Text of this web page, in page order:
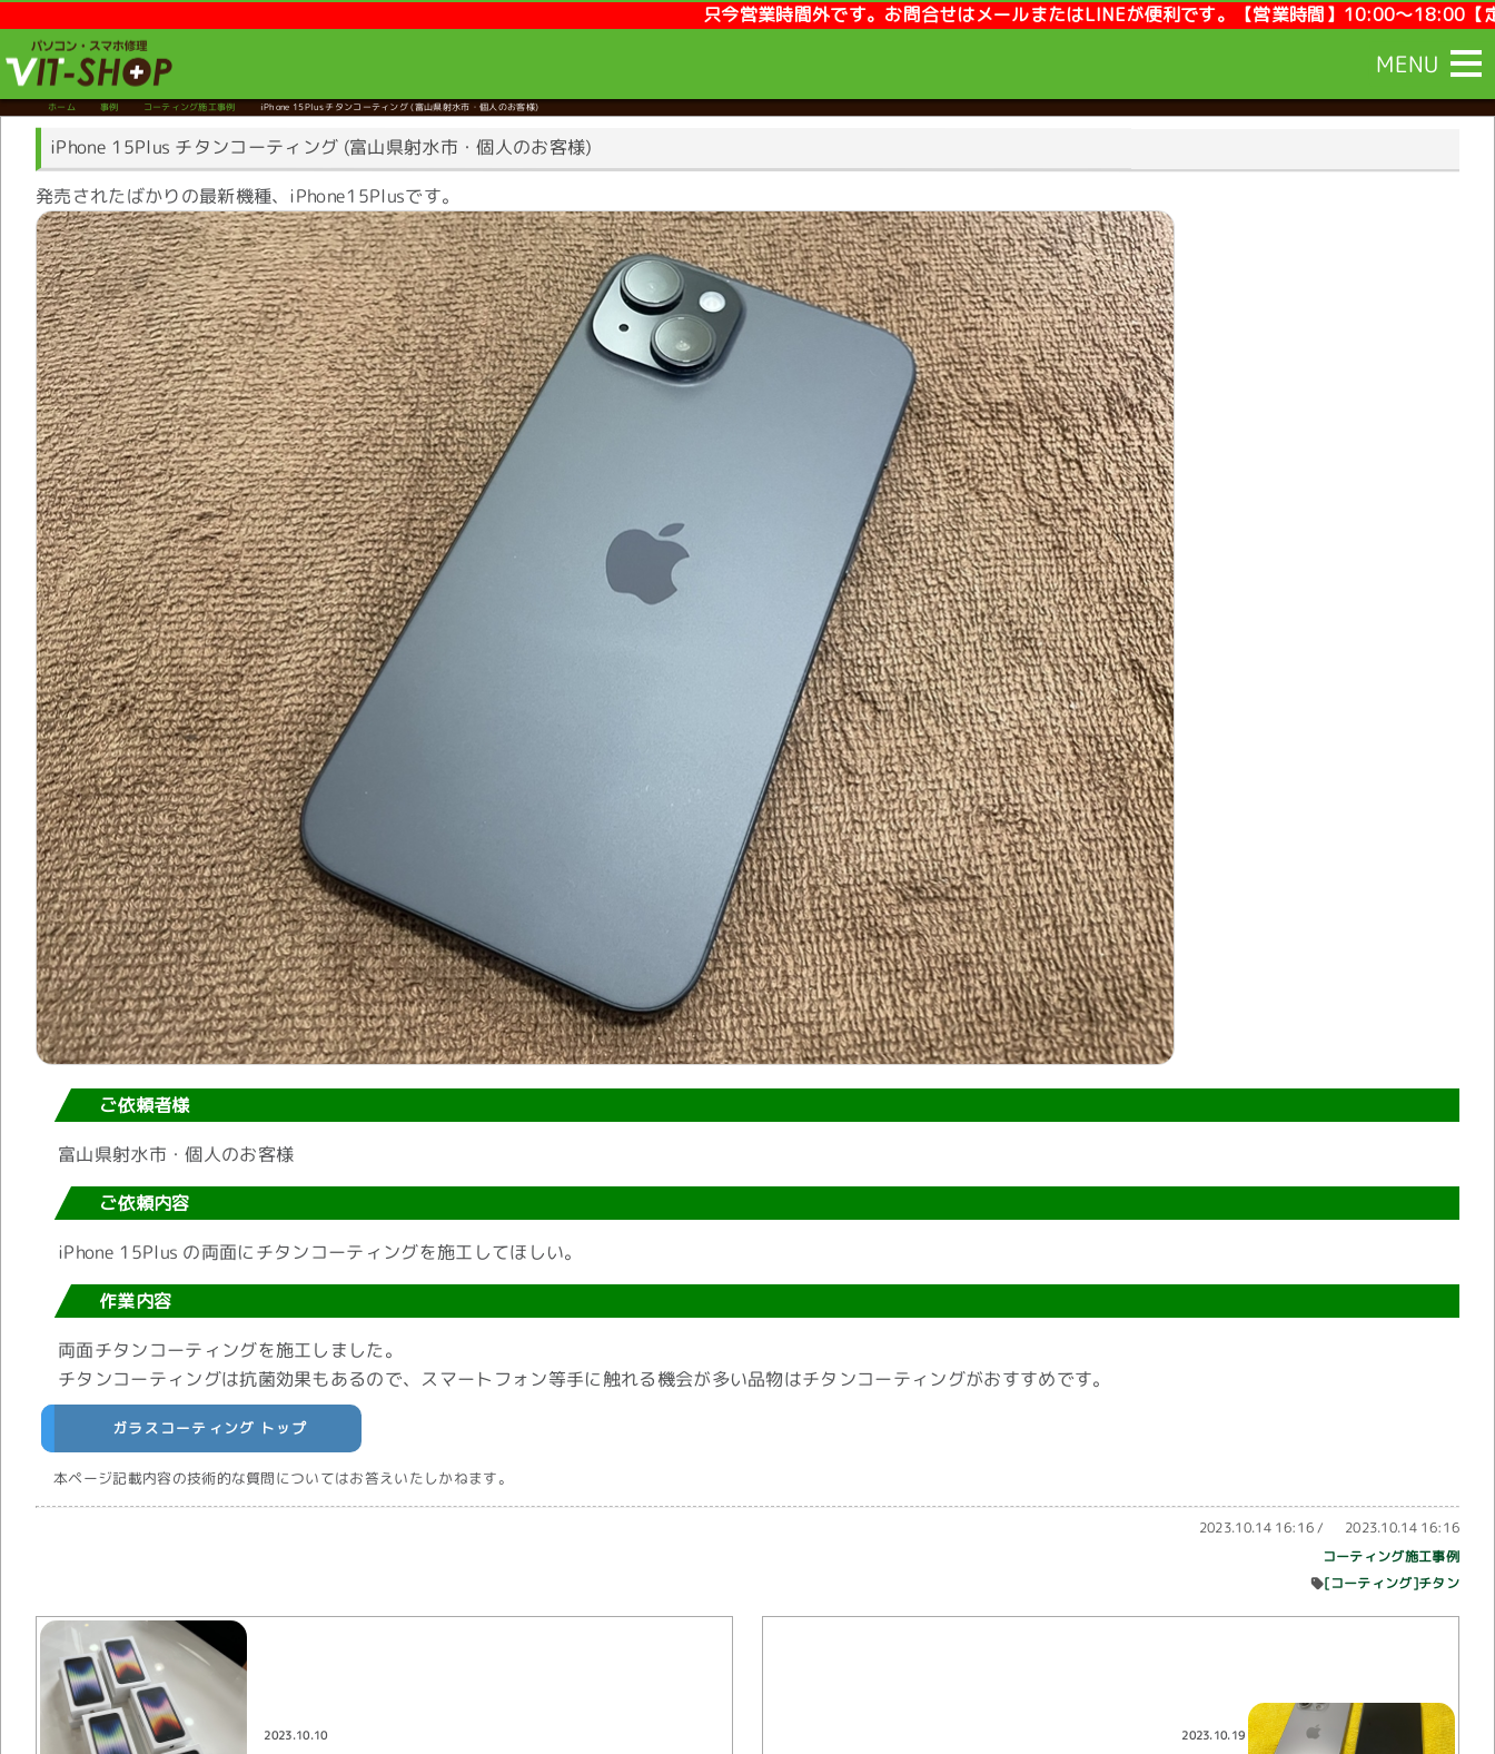
只今営業時間外です。お問合せはメールまたはLINEが便利です。【営業時間】10:00～18:00【定休日】毎週月曜,第2第4
MENU
ホーム 事例 コーティング施工事例 iPhone 15Plus チタンコーティング(富山県射水市・個人のお客様)
iPhone 15Plus チタンコーティング (富山県射水市・個人のお客様)
発売されたばかりの最新機種、iPhone15Plusです。
ご依頼者様
富山県射水市・個人のお客様
ご依頼内容
iPhone 15Plus の両面にチタンコーティングを施工してほしい。
作業内容
両面チタンコーティングを施工しました。
チタンコーティングは抗菌効果もあるので、スマートフォン等手に触れる機会が多い品物はチタンコーティングがおすすめです。
ガラスコーティング トップ
本ページ記載内容の技術的な質問についてはお答えいたしかねます。
2023.10.14 16:16/ 2023.10.14 16:16
コーティング施工事例
[コーティング]チタン
2023.10.10 2023.10.19